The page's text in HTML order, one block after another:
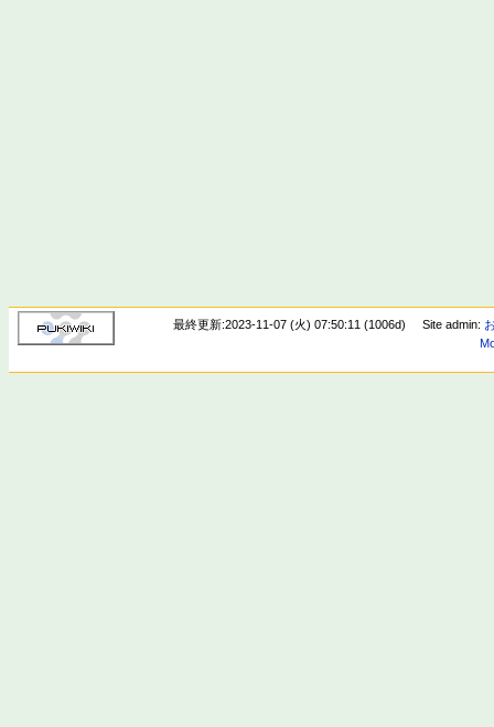
最終更新:2023-11-07 (火) 07:50:11 (1006d) Site admin: